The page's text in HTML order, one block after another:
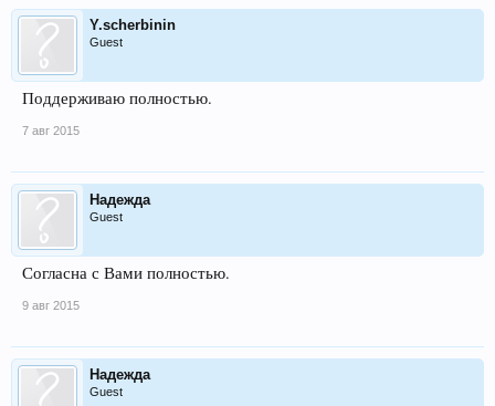
Y.scherbinin
Guest
Поддерживаю полностью.
7 авг 2015
Надежда
Guest
Согласна с Вами полностью.
9 авг 2015
Надежда
Guest